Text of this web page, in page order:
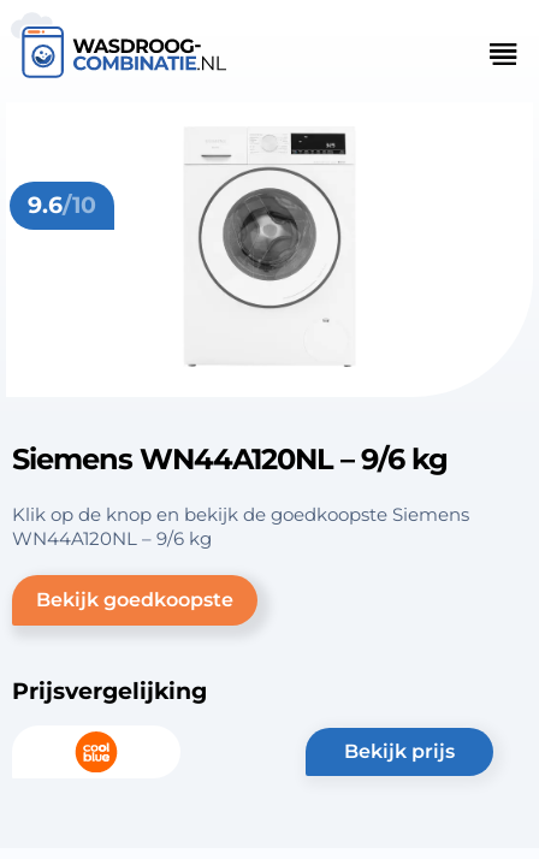
9.6/10
Siemens WN44A120NL – 9/6 kg
Klik op de knop en bekijk de goedkoopste Siemens
WN44A120NL – 9/6 kg
Bekijk goedkoopste
Prijsvergelijking
bekijk prijs